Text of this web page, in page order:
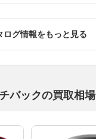
ログ情報をもっと見る
バックの買取相場